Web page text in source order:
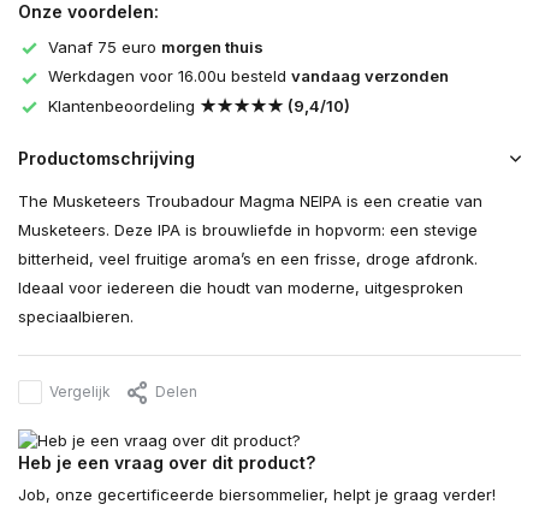
Onze voordelen:
Vanaf 75 euro morgen thuis
Werkdagen voor 16.00u besteld vandaag verzonden
Klantenbeoordeling ★★★★★ (9,4/10)
Productomschrijving
The Musketeers Troubadour Magma NEIPA is een creatie van
Musketeers. Deze IPA is brouwliefde in hopvorm: een stevige
bitterheid, veel fruitige aroma’s en een frisse, droge afdronk.
Ideaal voor iedereen die houdt van moderne, uitgesproken
speciaalbieren.
Vergelijk Delen
Heb je een vraag over dit product?
Job, onze gecertificeerde biersommelier, helpt je graag verder!